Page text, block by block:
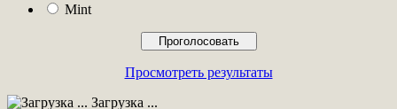
Mint
Просмотреть результаты
Загрузка ...